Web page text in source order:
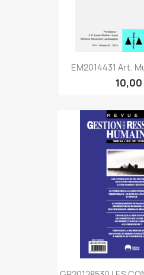
EM2014431 Art.
10,00